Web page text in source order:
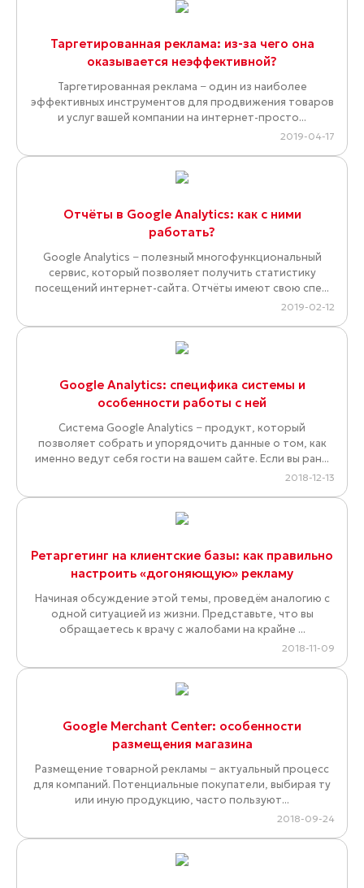
Таргетированная реклама: из-за чего она
оказывается неэффективной?
Таргетированная реклама − один из наиболее
эффективных инструментов для продвижения товаров
и услуг вашей компании на интернет-просто...
2019-04-17
Отчёты в Google Analytics: как с ними
работать?
Google Analytics − полезный многофункциональный
сервис, который позволяет получить статистику
посещений интернет-сайта. Отчёты имеют свою спе...
2019-02-12
Google Analytics: специфика системы и
особенности работы с ней
Система Google Analytics − продукт, который
позволяет собрать и упорядочить данные о том, как
именно ведут себя гости на вашем сайте. Если вы ран...
2018-12-13
Ретаргетинг на клиентские базы: как правильно
настроить «догоняющую» рекламу
Начиная обсуждение этой темы, проведём аналогию с
одной ситуацией из жизни. Представьте, что вы
обращаетесь к врачу с жалобами на крайне ...
2018-11-09
Google Merchant Center: особенности
размещения магазина
Размещение товарной рекламы − актуальный процесс
для компаний. Потенциальные покупатели, выбирая ту
или иную продукцию, часто пользуют...
2018-09-24